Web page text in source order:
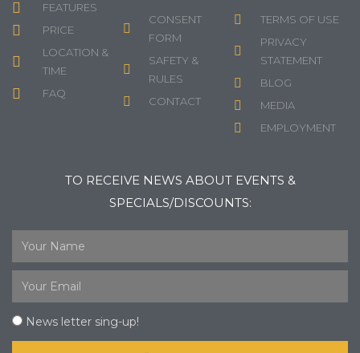
FEATURES
PRICE
LOCATION &
TIME
FAQ
CONSENT
FORM
SAFETY &
RULES
CONTACT
TERMS OF USE
PRIVACY
STATEMENT
BLOG
MEDIA
EMPLOYMENT
TO RECEIVE NEWS ABOUT EVENTS &
SPECIALS/DISCOUNTS:
News letter sing-up!